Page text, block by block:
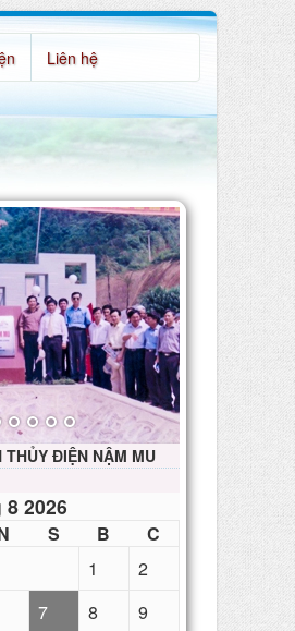
Liên hệ
THỦY ĐIỆN NẬM MU
2026
S B
C
1
2
7 8
9